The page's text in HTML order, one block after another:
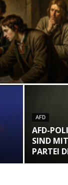
AFD
AFD-
SIND
PARTEI